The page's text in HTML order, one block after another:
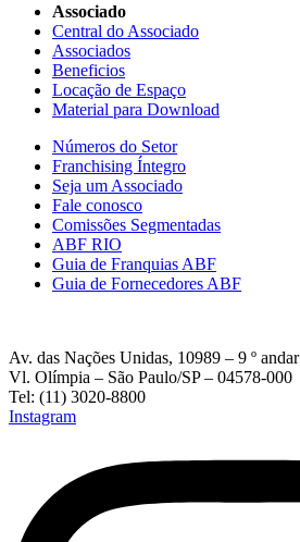
Associado
Central do Associado
Associados
Beneficios
Locação de Espaço
Material para Download
Números do Setor
Franchising Íntegro
Seja um Associado
Fale conosco
Comissões Segmentadas
ABF RIO
Guia de Franquias ABF
Guia de Fornecedores ABF
Av. das Nações Unidas, 10989 – 9 º andar
Vl. Olímpia – São Paulo/SP – 04578-000
Tel: (11) 3020-8800
Instagram